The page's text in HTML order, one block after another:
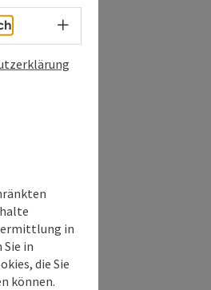
Sprachwahl - Menü öffnen
in
in
die Sie
können.